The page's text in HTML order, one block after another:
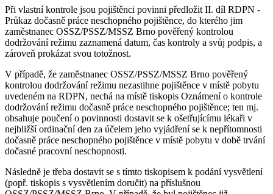
Při vlastní kontrole jsou pojištěnci povinni předložit II. díl RDPN -
Průkaz dočasně práce neschopného pojištěnce, do kterého jim
zaměstnanec OSSZ/PSSZ/MSSZ Brno pověřený kontrolou
dodržování režimu zaznamená datum, čas kontroly a svůj podpis, a
zároveň prokázat svou totožnost.
V případě, že zaměstnanec OSSZ/PSSZ/MSSZ Brno pověřený
kontrolou dodržování režimu nezastihne pojištěnce v místě pobytu
uvedeném na RDPN, nechá na místě tiskopis Oznámení o kontrole
dodržování režimu dočasně práce neschopného pojištěnce; ten mj.
obsahuje poučení o povinnosti dostavit se k ošetřujícímu lékaři v
nejbližší ordinační den za účelem jeho vyjádření se k nepřítomnosti
dočasně práce neschopného pojištěnce v místě pobytu v době trvání
dočasné pracovní neschopnosti.
Následně je třeba dostavit se s tímto tiskopisem k podání vysvětlení
(popř. tiskopis s vysvětlením doručit) na příslušnou